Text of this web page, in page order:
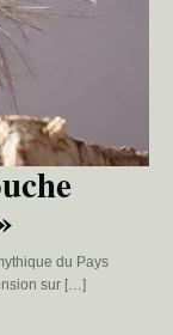
du Pays
sur […]